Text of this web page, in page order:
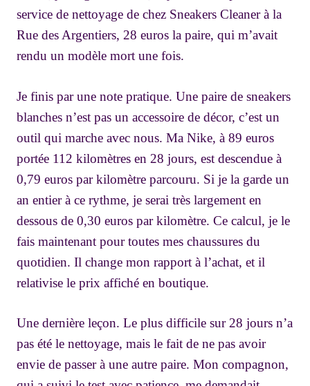
service de nettoyage de chez Sneakers Cleaner à la
Rue des Argentiers, 28 euros la paire, qui m’avait
rendu un modèle mort une fois.
Je finis par une note pratique. Une paire de sneakers
blanches n’est pas un accessoire de décor, c’est un
outil qui marche avec nous. Ma Nike, à 89 euros
portée 112 kilomètres en 28 jours, est descendue à
0,79 euros par kilomètre parcouru. Si je la garde un
an entier à ce rythme, je serai très largement en
dessous de 0,30 euros par kilomètre. Ce calcul, je le
fais maintenant pour toutes mes chaussures du
quotidien. Il change mon rapport à l’achat, et il
relativise le prix affiché en boutique.
Une dernière leçon. Le plus difficile sur 28 jours n’a
pas été le nettoyage, mais le fait de ne pas avoir
envie de passer à une autre paire. Mon compagnon,